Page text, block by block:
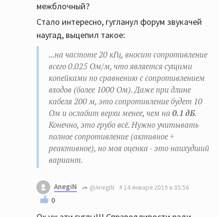
межблочный?
Стало интересно, гугланул форум звукачей
наугад, выцепил такое:
...на частоте 20 кГц, вносит сопротивление
всего 0.025 Ом/м, что является сущими
копейками по сравнению с сопротивлением
входов (более 1000 Ом). Даже при длине
кабеля 200 м, это сопротивление будет 10
Ом и ослабит верхи менее, чем на 0.1 дБ.
Конечно, это грубо всё. Нужно учитывать
полное сопротивление (активное +
реактивное), но моя оценка - это наихудший
вариант.
AnegiN @AnegiN 14 января 2019 в 05:56
0